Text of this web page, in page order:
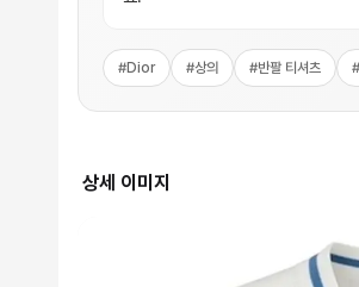
#Dior #상의 #반팔 티셔츠 #
상세 이미지